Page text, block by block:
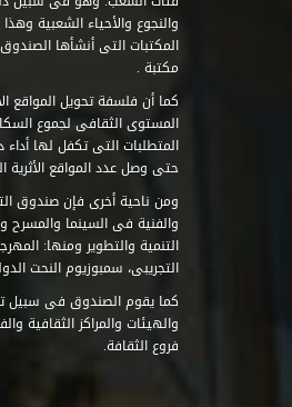
والنجوع والأحياء الشعبية
مكتبة .
كما أن فلسفة تحويل المواقع
المستوى الثقافى لجموع
حتى وصل عدد المواقع الأثرية
ومن ناحية أخرى فإن صندوق
والفنية فى السينما
التنمية والتطوير ومنها:
التجريبى، سمبوزيوم النحت
كما يقوم الصندوق فى سبيل
والهيئات والمراكز الثقافية
فروع الثقافة.